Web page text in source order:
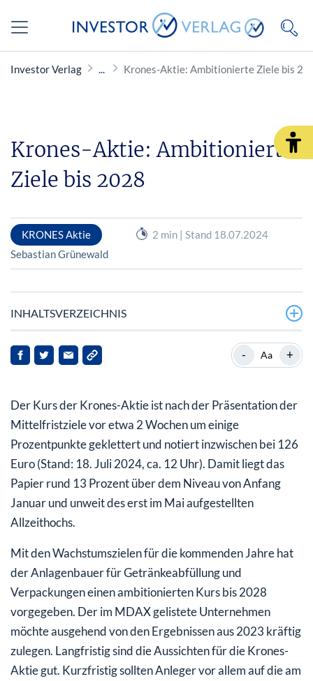
Investor Verlag Krones-Aktie: Ambitionierte Ziele bis
Krones-Aktie: Ambitionierte
Ziele bis 2028
KRONES Aktie
2 min | Stand 18.07.2024
Sebastian Grünewald
INHALTSVERZEICHNIS
So möchte Krones bis 2028 wachsen
- Aa +
Der Kurs der Krones-Aktie ist nach der Präsentation der
Mittelfristziele vor etwa 2 Wochen um einige
Prozentpunkte geklettert und notiert inzwischen bei 126
Euro (Stand: 18. Juli 2024, ca. 12 Uhr). Damit liegt das
Papier rund 13 Prozent über dem Niveau von Anfang
Januar und unweit des erst im Mai aufgestellten
Allzeithochs.
Mit den Wachstumszielen für die kommenden Jahre hat
der Anlagenbauer für Getränkeabfüllung und
Verpackungen einen ambitionierten Kurs bis 2028
vorgegeben. Der im MDAX gelistete Unternehmen
möchte ausgehend von den Ergebnissen aus 2023 kräftig
zulegen. Langfristig sind die Aussichten für die Krones-
Aktie gut. Kurzfristig sollten Anleger vor allem auf die am